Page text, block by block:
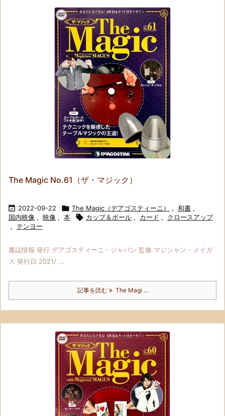
The Magic No.61（ザ・マジック）
 2022-09-22  The Magic（デアゴスティーニ） , 和書 ,
国内映像 , 映像 , 本  カップ＆ボール , カード ,
クロースアップ
,
テンヨー
書誌情報 発行 デアゴスティーニ・ジャパン 監修 マジシャン・メイガ
ス 発行日 2021/ ...
記事を読む The Magi ...